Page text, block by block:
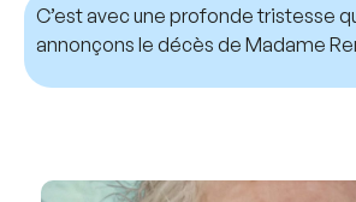
C’est avec une profonde tristesse
annonçons le décès de Madame